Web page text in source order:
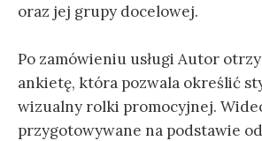
oraz jej grupy docelowej.
Po zamówieniu usługi Autor
ankietę, która pozwala określić
wizualny rolki promocyjnej.
przygotowywane na podstawie